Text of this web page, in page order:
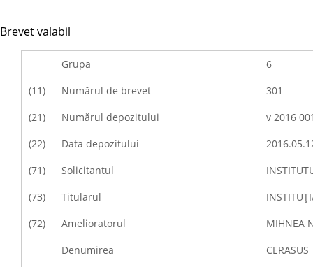
Brevet valabil
Grupa
6
(11)
Numărul de brevet
301
(21)
Numărul depozitului
v 2016
(22)
Data depozitului
(71)
Solicitantul
(73)
Titularul
(72)
Amelioratorul
MIHNEA
Denumirea
CERASUS